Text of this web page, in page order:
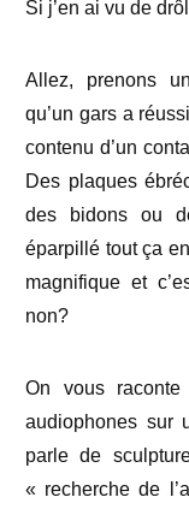
Si j’en ai vu de
Allez, prenons
qu’un gars a
contenu d’un
Des plaques
des bidons ou
éparpillé tout ça
magnifique et
non?
On vous
audiophones sur
parle de
« recherche de